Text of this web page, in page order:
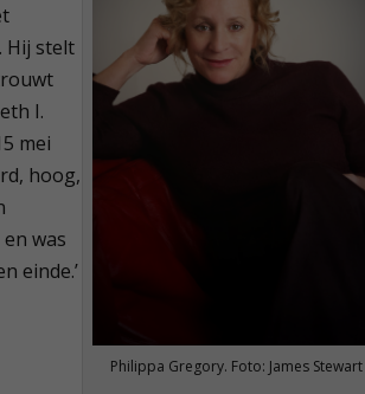
Philippa Gregory. Foto: James Stewart
Hij stelt
I.
mei
hoog,
was
einde.’